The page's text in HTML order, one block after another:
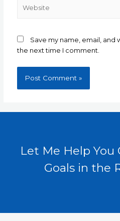
Save my name, email, and
the next time I comment.
Let Me Help You
Goals in the